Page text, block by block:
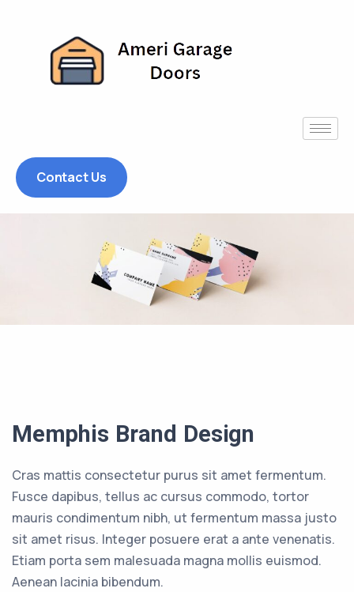
Contact Us
Memphis Brand Design
Cras mattis consectetur purus sit amet fermentum.
Fusce dapibus, tellus ac cursus commodo, tortor
mauris condimentum nibh, ut fermentum massa justo
sit amet risus. Integer posuere erat a ante venenatis.
Etiam porta sem malesuada magna mollis euismod.
Aenean lacinia bibendum.